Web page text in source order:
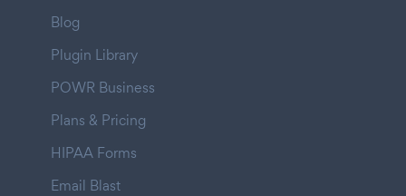
Blog
Plugin Library
POWR Business
Plans & Pricing
HIPAA Forms
Email Blast